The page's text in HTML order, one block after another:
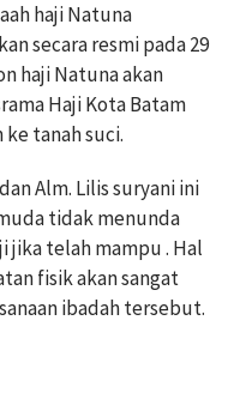
haji Natuna
secara resmi pada 29
haji Natuna akan
Haji Kota Batam
tanah suci.
Alm. Lilis suryani ini
tidak menunda
jika telah mampu . Hal
fisik akan sangat
ibadah tersebut.